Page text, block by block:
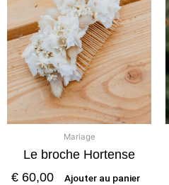
Mariage
Le broche Hortense
€ 60,00 Ajouter au panier